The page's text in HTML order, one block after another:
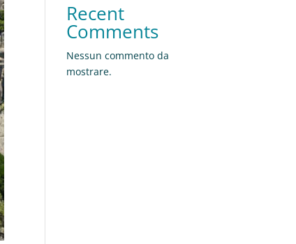
Recent
Comments
Nessun commento da
mostrare.